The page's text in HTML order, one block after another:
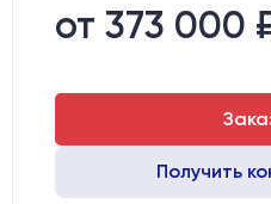
Направляющие оси Х:
Точность позиционирования,
от 373 000
Получить